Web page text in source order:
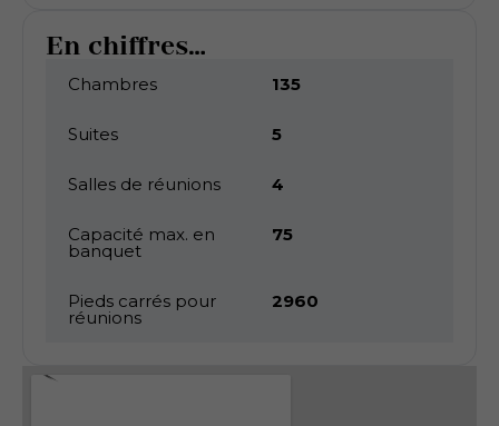
En chiffres...
Chambres 135
Suites 5
Salles de réunions 4
Capacité max. en
banquet
75
Pieds carrés pour
réunions
2960